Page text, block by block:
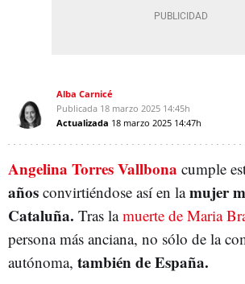
Alba Carnicé
Publicada 18 marzo 2025 14:45h
Actualizada 18 marzo 2025 14:47h
Angelina Torres Vallbona cumple
años convirtiéndose así en lamujer
Cataluña. Tras lamuerte de Maria
persona más anciana, no sólo de la
autónoma, también de España.